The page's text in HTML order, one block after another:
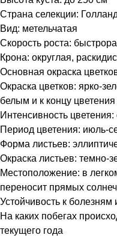
Страна селекции:
Вид: метельчатая
Скорость роста:
Крона: округлая,
Основная окраска
Окраска цветков: ярко-
белым и к концу
Интенсивность
Период цветения: июль-
Форма листьев:
Окраска листьев: темно-
Местоположение: в
переносит прямых
Устойчивость к
На каких побегах
текущего года